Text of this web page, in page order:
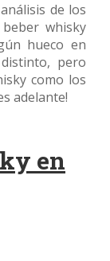
de los
whisky
hueco en
pero
como los
adelante!
en